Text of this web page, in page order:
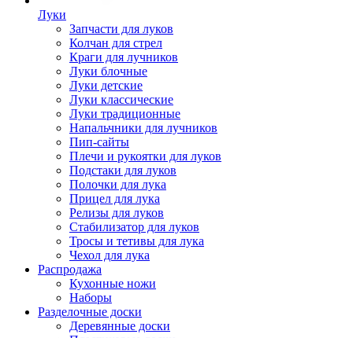
Луки
Запчасти для луков
Колчан для стрел
Краги для лучников
Луки блочные
Луки детские
Луки классические
Луки традиционные
Напальчники для лучников
Пип-сайты
Плечи и рукоятки для луков
Подстаки для луков
Полочки для лука
Прицел для лука
Релизы для луков
Стабилизатор для луков
Тросы и тетивы для лука
Чехол для лука
Распродажа
Кухонные ножи
Наборы
Разделочные доски
Деревянные доски